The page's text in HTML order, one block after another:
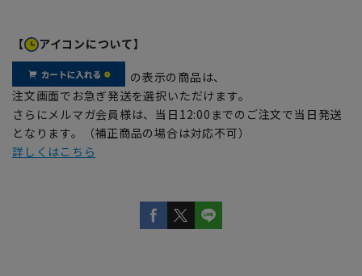
【 アイコンについて】
の表示の商品は、
注文画面でお急ぎ発送を選択いただけます。
さらにメルマガ会員様は、当日12:00までのご注文で当日発送
となります。（補正商品の場合は対応不可）
詳しくはこちら